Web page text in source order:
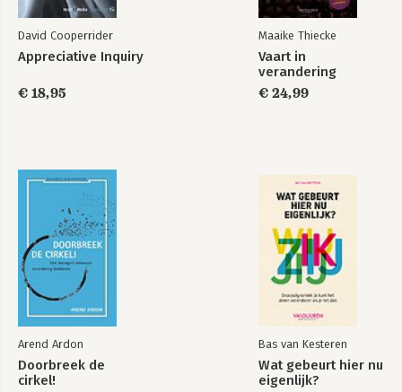
David Cooperrider
Appreciative Inquiry
€ 18,95
Maaike Thiecke
Vaart in
verandering
€ 24,99
Arend Ardon
Doorbreek de
cirkel!
Bas van Kesteren
Wat gebeurt hier nu
eigenlijk?